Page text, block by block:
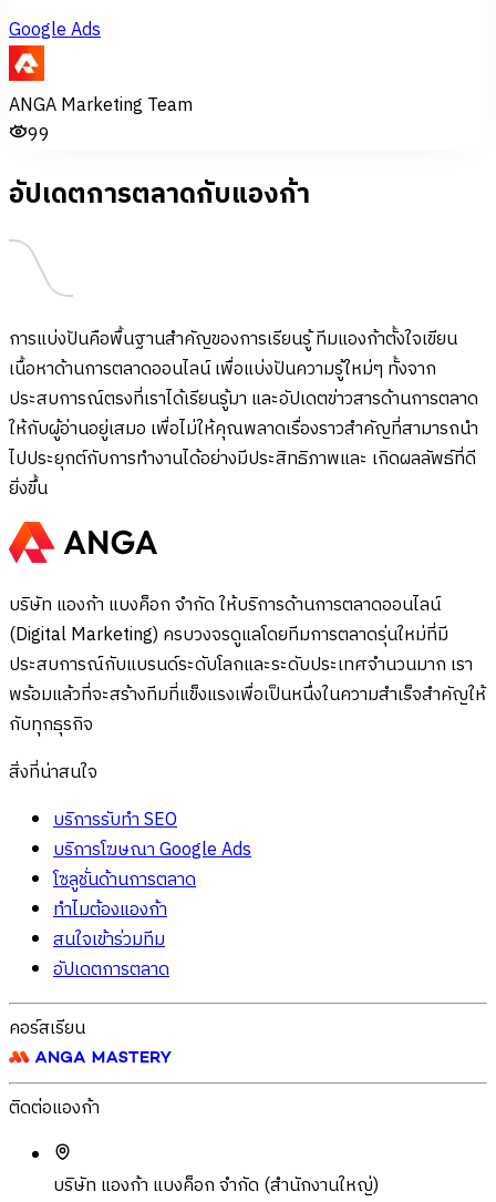
Google Ads
ANGA Marketing Team
99
อัปเดตการตลาดกับแองก้า
การแบ่งปันคือพื้นฐานสำคัญของการเรียนรู้ ทีมแองก้าตั้งใจเขียน
เนื้อหาด้านการตลาดออนไลน์ เพื่อแบ่งปันความรู้ใหม่ๆ ทั้งจาก
ประสบการณ์ตรงที่เราได้เรียนรู้มา และอัปเดตข่าวสารด้านการตลาด
ให้กับผู้อ่านอยู่เสมอ เพื่อไม่ให้คุณพลาดเรื่องราวสำคัญที่สามารถนำ
ไปประยุกต์กับการทำงานได้อย่างมีประสิทธิภาพและ เกิดผลลัพธ์ที่ดี
ยิ่งขึ้น
บริษัท แองก้า แบงค็อก จำกัด ให้บริการด้านการตลาดออนไลน์
(Digital Marketing) ครบวงจรดูแลโดยทีมการตลาดรุ่นใหม่ที่มี
ประสบการณ์กับแบรนด์ระดับโลกและระดับประเทศจำนวนมาก เรา
พร้อมแล้วที่จะสร้างทีมที่แข็งแรงเพื่อเป็นหนึ่งในความสำเร็จสำคัญให้
กับทุกธุรกิจ
สิ่งที่น่าสนใจ
บริการรับทำ SEO
บริการโฆษณา Google Ads
โซลูชั่นด้านการตลาด
ทำไมต้องแองก้า
สนใจเข้าร่วมทีม
อัปเดตการตลาด
คอร์สเรียน
ติดต่อแองก้า
บริษัท แองก้า แบงค็อก จำกัด (สำนักงานใหญ่)